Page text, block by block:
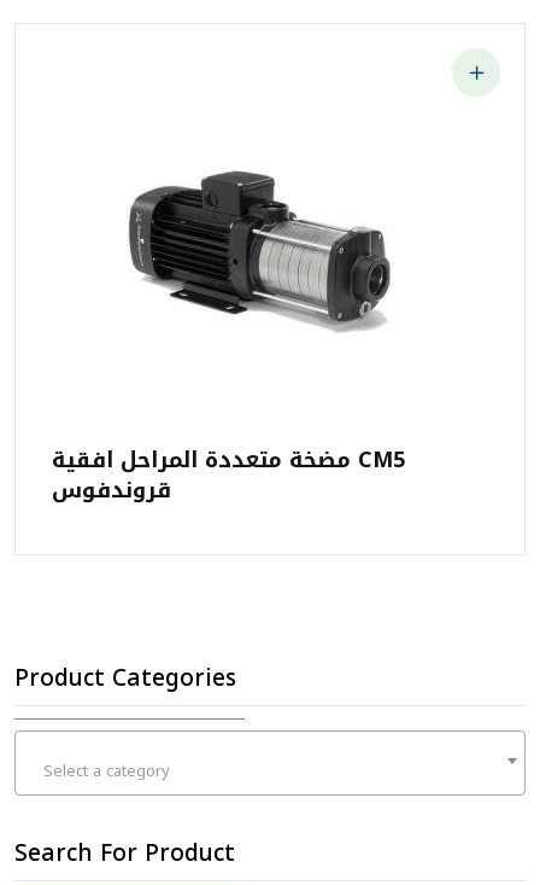
مضخة متعددة المراحل افقية CM5
قروندفوس
Product Categories
Select a category
Search For Product